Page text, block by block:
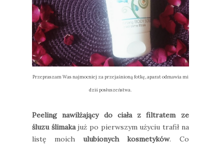
Przepraszam Was najmocniej za przejaśnioną fotkę, aparat odmawia mi
dziś posłuszeństwa.
Peeling nawilżający do ciała z filtratem ze
śluzu ślimakajuż po pierwszym użyciu trafił na
listę moich ulubionych kosmetyków. Co